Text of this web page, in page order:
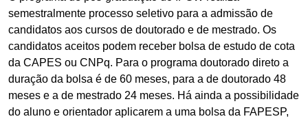
semestralmente processo seletivo para a admissão de
candidatos aos cursos de doutorado e de mestrado. Os
candidatos aceitos podem receber bolsa de estudo de cota
da CAPES ou CNPq. Para o programa doutorado direto a
duração da bolsa é de 60 meses, para a de doutorado 48
meses e a de mestrado 24 meses. Há ainda a possibilidade
do aluno e orientador aplicarem a uma bolsa da FAPESP,